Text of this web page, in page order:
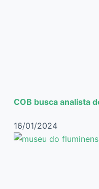
COB busca analista
16/01/2024